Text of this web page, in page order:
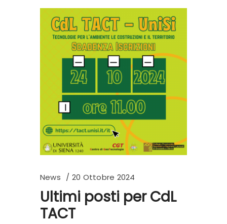
News 20 Ottobre 2024
Ultimi posti per CdL
TACT